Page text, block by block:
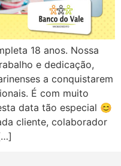
18 anos. Nossa
e dedicação,
a conquistarem
É com muito
data tão especial 😊
cliente, colaborador